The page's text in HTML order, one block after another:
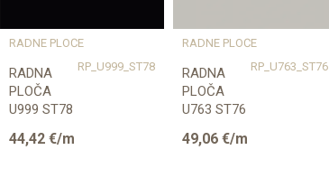
EGGER
RADNE PLOČE
RP_U999_ST78
RADNA
PLOČA
U999 ST78
38/600/4100mm
44,42 €/m
RADNE PLOČE
RP_U763_ST76
RADNA
PLOČA
U763 ST76
SIVA
49,06 €/m